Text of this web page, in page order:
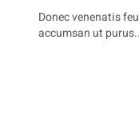
Donec venenatis
accumsan ut